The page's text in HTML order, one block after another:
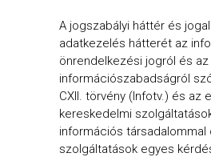
A jogszabályi háttér és
adatkezelés hátterét az
önrendelkezési jogról és az
információszabadságról
CXII. törvény (Infotv.) és az
kereskedelmi
információs
szolgáltatások egyes